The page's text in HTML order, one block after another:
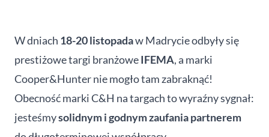
W dniach 18-20 listopadaw Madrycie odbyły się
prestiżowe targi branżoweIFEMA, a marki
Cooper&Hunter nie mogło tam zabraknąć!
Obecność marki C&H na targach to wyraźny sygnał:
jesteśmysolidnym i godnym zaufania partnerem